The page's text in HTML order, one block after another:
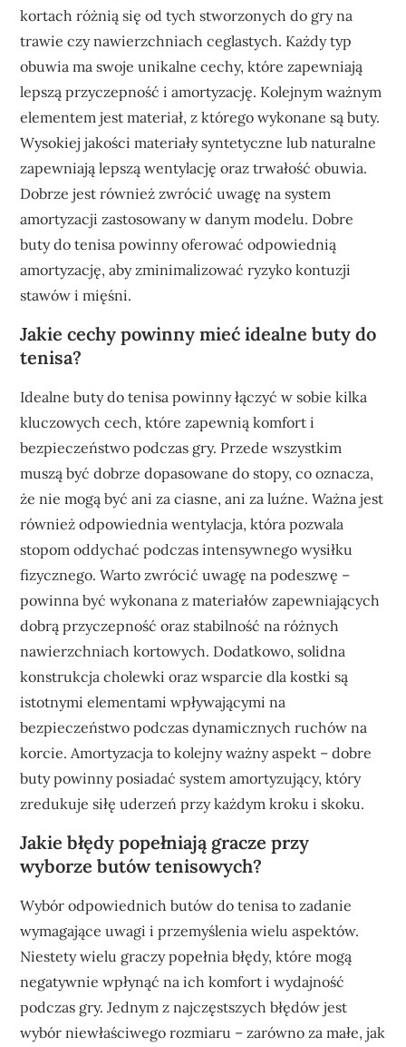
kortach różnią się od tych stworzonych do gry na
trawie czy nawierzchniach ceglastych. Każdy typ
obuwia ma swoje unikalne cechy, które zapewniają
lepszą przyczepność i amortyzację. Kolejnym ważnym
elementem jest materiał, z którego wykonane są buty.
Wysokiej jakości materiały syntetyczne lub naturalne
zapewniają lepszą wentylację oraz trwałość obuwia.
Dobrze jest również zwrócić uwagę na system
amortyzacji zastosowany w danym modelu. Dobre
buty do tenisa powinny oferować odpowiednią
amortyzację, aby zminimalizować ryzyko kontuzji
stawów i mięśni.
Jakie cechy powinny mieć idealne buty do
tenisa?
Idealne buty do tenisa powinny łączyć w sobie kilka
kluczowych cech, które zapewnią komfort i
bezpieczeństwo podczas gry. Przede wszystkim
muszą być dobrze dopasowane do stopy, co oznacza,
że nie mogą być ani za ciasne, ani za luźne. Ważna jest
również odpowiednia wentylacja, która pozwala
stopom oddychać podczas intensywnego wysiłku
fizycznego. Warto zwrócić uwagę na podeszwę –
powinna być wykonana z materiałów zapewniających
dobrą przyczepność oraz stabilność na różnych
nawierzchniach kortowych. Dodatkowo, solidna
konstrukcja cholewki oraz wsparcie dla kostki są
istotnymi elementami wpływającymi na
bezpieczeństwo podczas dynamicznych ruchów na
korcie. Amortyzacja to kolejny ważny aspekt – dobre
buty powinny posiadać system amortyzujący, który
zredukuje siłę uderzeń przy każdym kroku i skoku.
Jakie błędy popełniają gracze przy
wyborze butów tenisowych?
Wybór odpowiednich butów do tenisa to zadanie
wymagające uwagi i przemyślenia wielu aspektów.
Niestety wielu graczy popełnia błędy, które mogą
negatywnie wpłynąć na ich komfort i wydajność
podczas gry. Jednym z najczęstszych błędów jest
wybór niewłaściwego rozmiaru – zarówno za małe, jak